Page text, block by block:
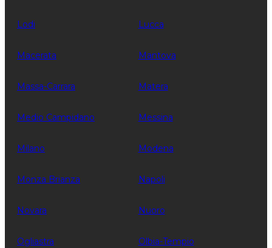
Lodi Lucca
Macerata Mantova
Massa-Carrara Matera
Medio Campidano Messina
Milano Modena
Monza Brianza Napoli
Novara Nuoro
Ogliastra Olbia-Tempio